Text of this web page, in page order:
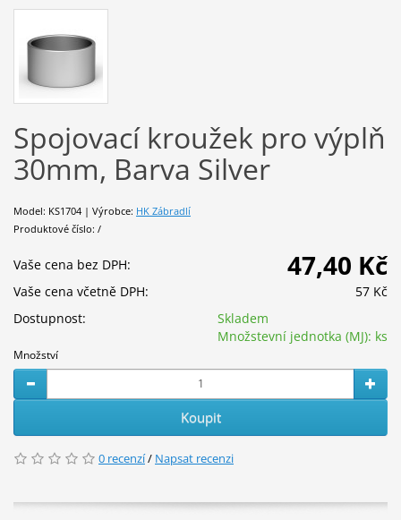
Spojovací kroužek pro výplň
30mm, Barva Silver
Model: KS1704 | Výrobce: HK Zábradlí
Produktové číslo: /
Vaše cena bez DPH: 47,40 Kč
Vaše cena včetně DPH:
57 Kč
Dostupnost:
Skladem
Množstevní jednotka (MJ): ks
Množství
Koupit
0 recenzí/ Napsat recenzi